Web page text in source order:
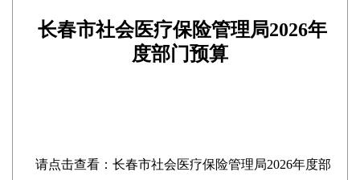
长春市社会医疗保险管理局2026年
度部门预算
请点击查看： 长春市社会医疗保险管理局2026年度部